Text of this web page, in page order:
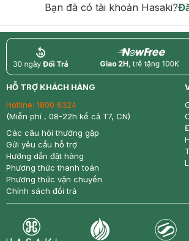
Bạn đã có tài khoản Hasaki?
return nowfree
HỖ TRỢ KHÁCH HÀNG
Hotline: 1800 6324
(Miễn phí , 08-22h kể cả T7, CN)
Các câu hỏi thường gặp
Gửi yêu cầu hỗ trợ
Hướng dẫn đặt hàng
Phương thức thanh toán
Phương thức vận chuyển
Chính sách đổi trả